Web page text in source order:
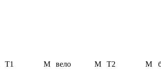
Т1 М вело М Т2 М